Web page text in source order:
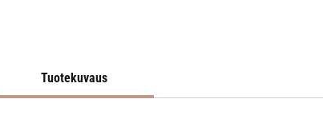
Tuotekuvaus